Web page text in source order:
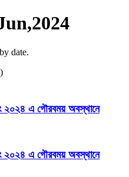
date.
২০২৪ এ গৌরবময় অবস্থানে
২০২৪ এ গৌরবময় অবস্থানে